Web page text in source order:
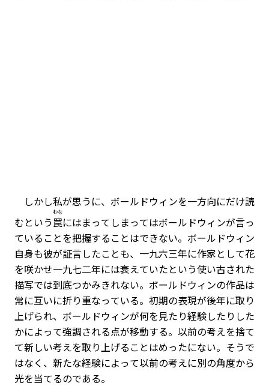
しかし私が思うに、ボールドウィンを一方向にだけ読
むという罠
わな
にはまってしまってはボールドウィンが言っ
ていることを把握することはできない。ボールドウィン
自身も彼が証言したことも、一九六三年に作家として花
を咲かせ一九七二年には衰えていたという使い古された
描写では到底つかみきれない。ボールドウィンの作品は
常に互いに折り重なっている。初期の表現が後年に取り
上げられ、ボールドウィンが何を見たり経験したりした
かによって強調される点が移動する。以前の考えを捨て
て新しい考えを取り上げることはめったにない。そうで
はなく、新たな経験によって以前の考えに別の角度から
光を当てるのである。